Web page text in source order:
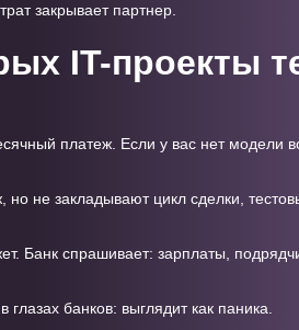
закрывает партнер.
IT-проекты
платеж. Если у вас нет модели
но не закладывают цикл сделки,
Банк спрашивает: зарплаты,
банков: выглядит как паника.